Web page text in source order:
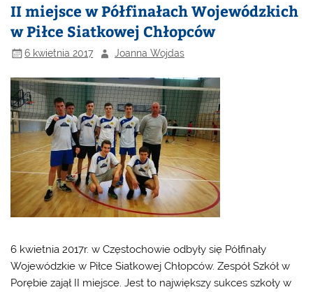
II miejsce w Półfinałach Wojewódzkich
w Piłce Siatkowej Chłopców
6 kwietnia 2017 Joanna Wojdas
6 kwietnia 2017r. w Częstochowie odbyły się Półfinały
Wojewódzkie w Piłce Siatkowej Chłopców. Zespół Szkół w
Porębie zajął II miejsce. Jest to największy sukces szkoły w